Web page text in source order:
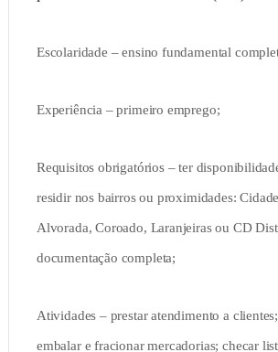
Escolaridade – ensino fundamental
Experiência – primeiro emprego;
Requisitos obrigatórios – ter
residir nos bairros ou proximidades:
Alvorada, Coroado, Laranjeiras ou CD
documentação completa;
Atividades – prestar atendimento a
embalar e fracionar mercadorias; checar